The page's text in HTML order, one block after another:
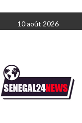
10 août 2026